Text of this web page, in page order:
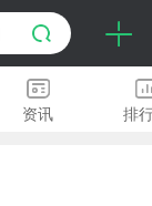
资讯 排